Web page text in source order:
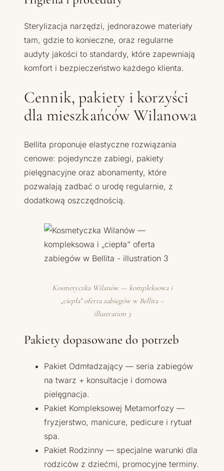
Sterylizacja narzędzi, jednorazowe materiały
tam, gdzie to konieczne, oraz regularne
audyty jakości to standardy, które zapewniają
komfort i bezpieczeństwo każdego klienta.
Cennik, pakiety i korzyści
dla mieszkańców Wilanowa
Bellita proponuje elastyczne rozwiązania
cenowe: pojedyncze zabiegi, pakiety
pielęgnacyjne oraz abonamenty, które
pozwalają zadbać o urodę regularnie, z
dodatkową oszczędnością.
Kosmetyczka Wilanów — kompleksowa i
„ciepła” oferta zabiegów w Bellita –
illustration 3
Pakiety dopasowane do potrzeb
Pakiet Odmładzający — seria zabiegów
na twarz + konsultacje i domowa
pielęgnacja.
Pakiet Kompleksowej Metamorfozy —
fryzjerstwo, manicure, pedicure i rytuał
spa.
Pakiet Rodzinny — specjalne warunki dla
rodziców z dziećmi, promocyjne terminy.